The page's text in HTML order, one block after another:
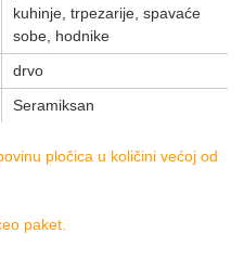
kuhinje, trpezarije, spavaće
sobe, hodnike
drvo
Seramiksan
pločica u količini većoj od
paket.